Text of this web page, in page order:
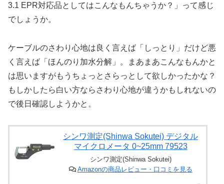
3.1 EPR対応品としてはこんなもんちゃうか？」って感じ
でしょうか。
ケーブルのさわり心地は良く言えば「しっとり」だけど悪
く言えば「ほんのり加水分解」。まあまあこんなもんかと
は思いますがもうちょっとさらっとして欲しかったかな？
もしかしたら白い方ならさわり心地が違うかもしれないの
で後日確認しようかと。
シンワ測定(Shinwa Sokutei) デジタル
マイクロメータ 0~25mm 79523
シンワ測定(Shinwa Sokutei)
Amazonの商品レビュー・口コミを見る